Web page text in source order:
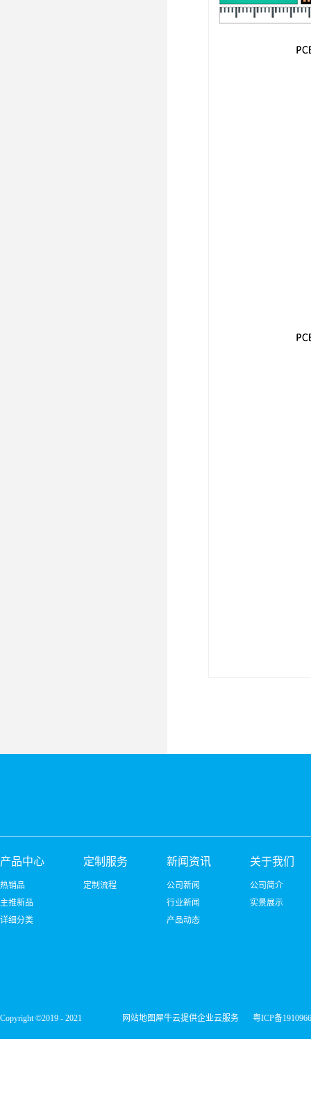
产品中心
热销品
主推新品
详细分类
定制服务
定制流程
新闻资讯
公司新闻
行业新闻
产品动态
关于我们
公司简介
实景展示
Copyright ©2019 - 2021 网站地图犀牛云提供企业云服务 粤ICP备